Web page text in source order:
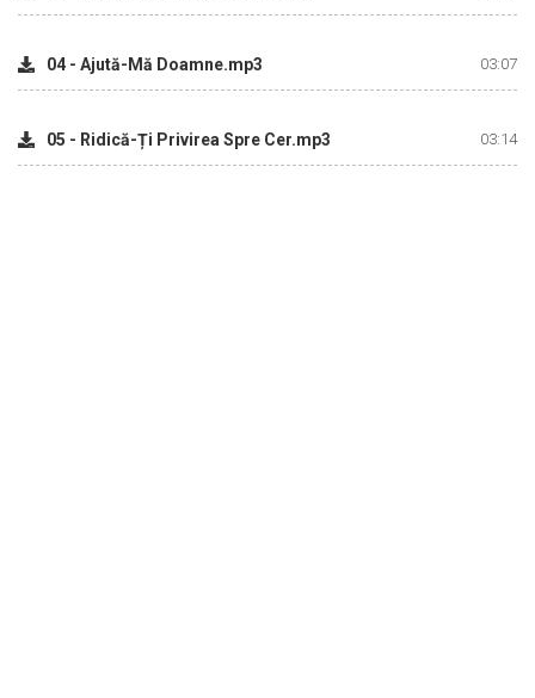
04 - Ajută-Mă Doamne.mp3 03:07
05 - Ridică-Ți Privirea Spre Cer.mp3 03:14